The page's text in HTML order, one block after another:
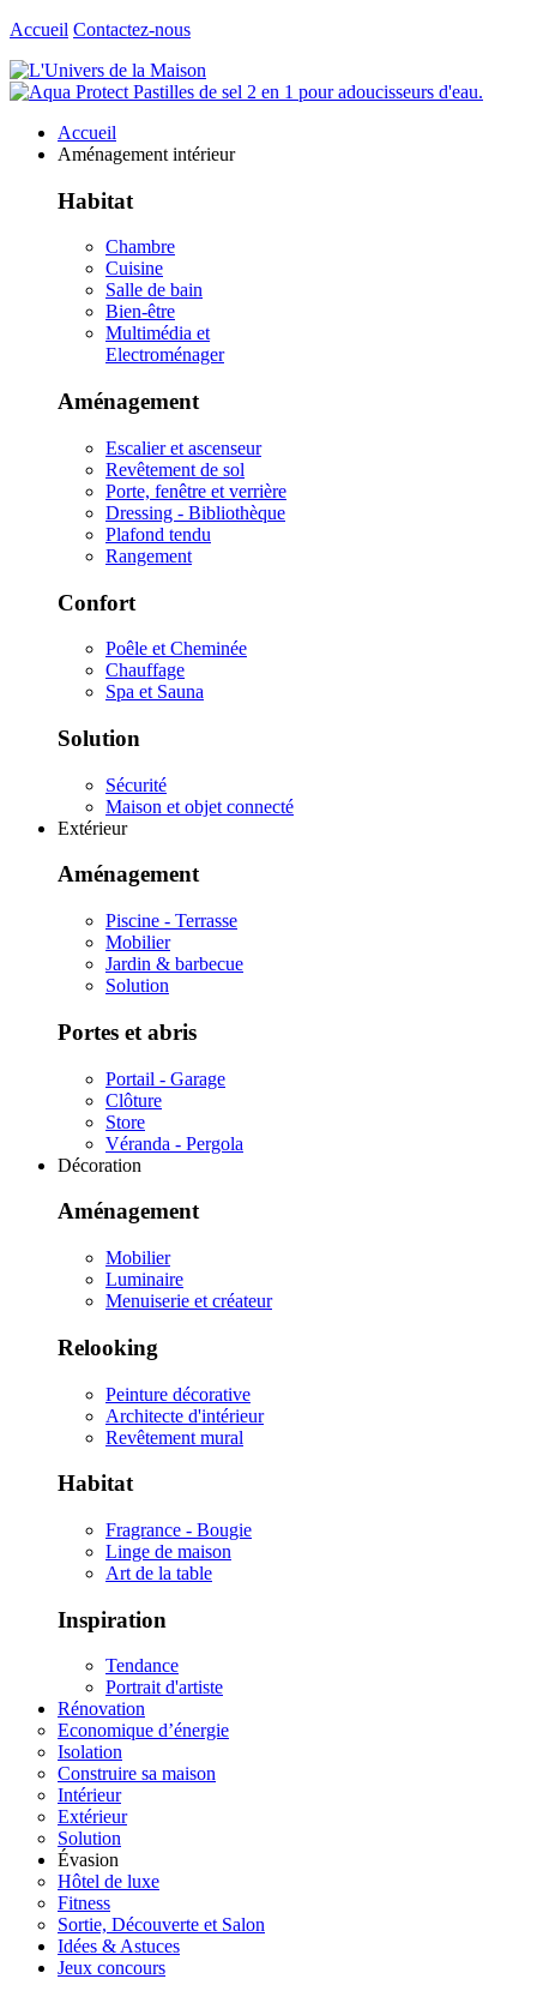
Accueil Contactez-nous
Accueil
Aménagement intérieur
Habitat
Chambre
Cuisine
Salle de bain
Bien-être
Multimédia et
Electroménager
Aménagement
Escalier et ascenseur
Revêtement de sol
Porte, fenêtre et verrière
Dressing - Bibliothèque
Plafond tendu
Rangement
Confort
Poêle et Cheminée
Chauffage
Spa et Sauna
Solution
Sécurité
Maison et objet connecté
Extérieur
Aménagement
Piscine - Terrasse
Mobilier
Jardin & barbecue
Solution
Portes et abris
Portail - Garage
Clôture
Store
Véranda - Pergola
Décoration
Aménagement
Mobilier
Luminaire
Menuiserie et créateur
Relooking
Peinture décorative
Architecte d'intérieur
Revêtement mural
Habitat
Fragrance - Bougie
Linge de maison
Art de la table
Inspiration
Tendance
Portrait d'artiste
Rénovation
Economique d’énergie
Isolation
Construire sa maison
Intérieur
Extérieur
Solution
Évasion
Hôtel de luxe
Fitness
Sortie, Découverte et Salon
Idées & Astuces
Jeux concours